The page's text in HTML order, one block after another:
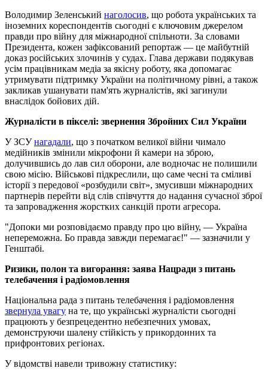
Володимир Зеленський наголосив, що робота українських та
іноземних кореспондентів сьогодні є ключовим джерелом
правди про війну для міжнародної спільноти. За словами
Президента, кожен зафіксований репортаж — це майбутній
доказ російських злочинів у судах. Глава держави подякував
усім працівникам медіа за якісну роботу, яка допомагає
утримувати підтримку України на політичному рівні, а також
закликав ушанувати пам'ять журналістів, які загинули
внаслідок бойових дій.
Журналісти в пікселі: звернення Збройних Сил України
У ЗСУнагадали, що з початком великої війни чимало
медійників змінили мікрофони й камери на зброю,
долучившись до лав сил оборони, але водночас не полишили
свою місію. Військові підкреслили, що саме чесні та сміливі
історії з передової «розбудили світ», змусивши міжнародних
партнерів перейти від слів співчуття до надання сучасної зброї
та запровадження жорстких санкцій проти агресора.
"Допоки ми розповідаємо правду про цю війну, — Україна
непереможна. Бо правда завжди перемагає!" — зазначили у
Генштабі.
Ризики, полон та вигорання: заява Нацради з питань
телебачення і радіомовлення
Національна рада з питань телебачення і радіомовлення
звернула увагу на те, що українські журналісти сьогодні
працюють у безпрецедентно небезпечних умовах,
демонструючи шалену стійкість у прикордонних та
прифронтових регіонах.
У відомстві навели тривожну статистику: